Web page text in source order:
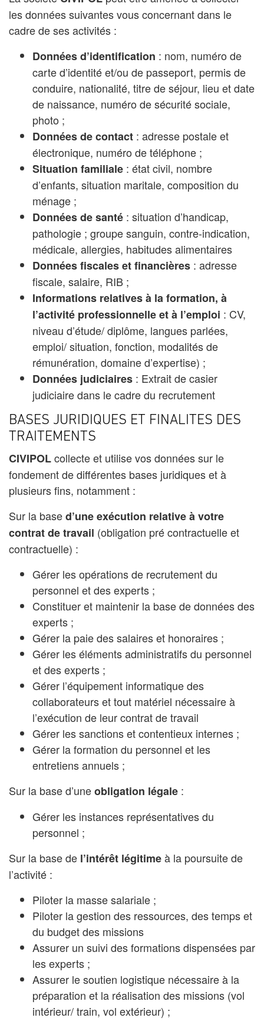
les données suivantes vous concernant dans le
cadre de ses activités :
Données d’identification : nom, numéro de
carte d’identité et/ou de passeport, permis de
conduire, nationalité, titre de séjour, lieu et date
de naissance, numéro de sécurité sociale,
photo ;
Données de contact : adresse postale et
électronique, numéro de téléphone ;
Situation familiale : état civil, nombre
d’enfants, situation maritale, composition du
ménage ;
Données de santé : situation d’handicap,
pathologie ; groupe sanguin, contre-indication,
médicale, allergies, habitudes alimentaires
Données fiscales et financières : adresse
fiscale, salaire, RIB ;
Informations relatives à la formation, à
l’activité professionnelle et à l’emploi : CV,
niveau d’étude/ diplôme, langues parlées,
emploi/ situation, fonction, modalités de
rémunération, domaine d’expertise) ;
Données judiciaires : Extrait de casier
judiciaire dans le cadre du recrutement
BASES JURIDIQUES ET FINALITES DES
TRAITEMENTS
CIVIPOLcollecte et utilise vos données sur le
fondement de différentes bases juridiques et à
plusieurs fins, notamment :
Sur la based’une exécution relative à votre
contrat de travail (obligation pré contractuelle et
contractuelle) :
Gérer les opérations de recrutement du
personnel et des experts ;
Constituer et maintenir la base de données des
experts ;
Gérer la paie des salaires et honoraires ;
Gérer les éléments administratifs du personnel
et des experts ;
Gérer l’équipement informatique des
collaborateurs et tout matériel nécessaire à
l’exécution de leur contrat de travail
Gérer les sanctions et contentieux internes ;
Gérer la formation du personnel et les
entretiens annuels ;
Sur la base d’uneobligation légale :
Gérer les instances représentatives du
personnel ;
Sur la base de l’intérêt légitimeà la poursuite de
l’activité :
Piloter la masse salariale ;
Piloter la gestion des ressources, des temps et
du budget des missions
Assurer un suivi des formations dispensées par
les experts ;
Assurer le soutien logistique nécessaire à la
préparation et la réalisation des missions (vol
intérieur/ train, vol extérieur) ;